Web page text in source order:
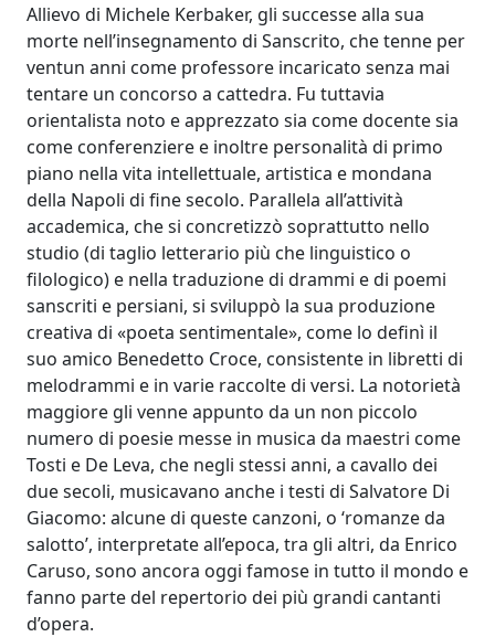
Allievo di Michele Kerbaker, gli successe alla sua
morte nell’insegnamento di Sanscrito, che tenne per
ventun anni come professore incaricato senza mai
tentare un concorso a cattedra. Fu tuttavia
orientalista noto e apprezzato sia come docente sia
come conferenziere e inoltre personalità di primo
piano nella vita intellettuale, artistica e mondana
della Napoli di fine secolo. Parallela all’attività
accademica, che si concretizzò soprattutto nello
studio (di taglio letterario più che linguistico o
filologico) e nella traduzione di drammi e di poemi
sanscriti e persiani, si sviluppò la sua produzione
creativa di «poeta sentimentale», come lo definì il
suo amico Benedetto Croce, consistente in libretti di
melodrammi e in varie raccolte di versi. La notorietà
maggiore gli venne appunto da un non piccolo
numero di poesie messe in musica da maestri come
Tosti e De Leva, che negli stessi anni, a cavallo dei
due secoli, musicavano anche i testi di Salvatore Di
Giacomo: alcune di queste canzoni, o ‘romanze da
salotto’, interpretate all’epoca, tra gli altri, da Enrico
Caruso, sono ancora oggi famose in tutto il mondo e
fanno parte del repertorio dei più grandi cantanti
d’opera.